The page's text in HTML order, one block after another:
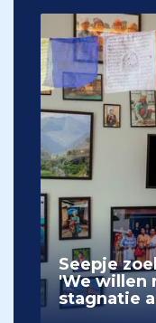
Seepje
'We willen
stagnatie